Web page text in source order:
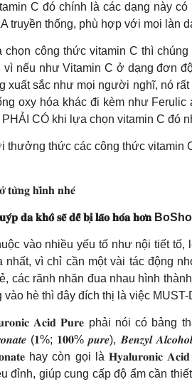
C đó chính là các dạng này
truyền thống, phù hợp với mọi làn
chọn công thức vitamin C thì
vì nếu như Vitamin C ở dạng đơn
xuất sắc như mọi người nghĩ, nó
oxy hóa khác đi kèm như
CÓ khi lựa chọn vitamin C đó
thưởng thức các công thức vitamin
𝐭𝐮̛̀𝐧𝐠 𝐡𝐢̀𝐧𝐡 𝐧𝐡𝐞́
𝐝𝐚 𝐤𝐡𝐨̂ 𝐬𝐞̃ 𝐝𝐞̂̃ 𝐛𝐢̣ 𝐥𝐚̃𝐨 𝐡𝐨́𝐚 𝐡𝐨̛𝐧
vào nhiều yếu tố như nội tiết
nhất, vì chỉ cần một vài tác động
các rãnh nhăn đua nhau hình
vào hè thì đây đích thị là việc MUST-
𝐀𝐜𝐢𝐝 𝐏𝐮𝐫𝐞 phải nói có
(𝟏%; 𝟏𝟎𝟎% 𝒑𝒖𝒓𝒆), 𝑩𝒆𝒏𝒛𝒚𝒍
hay còn gọi là 𝐇𝐲𝐚𝐥𝐮𝐫𝐨𝐧𝐢𝐜
đỉnh, giúp cung cấp độ ẩm cần